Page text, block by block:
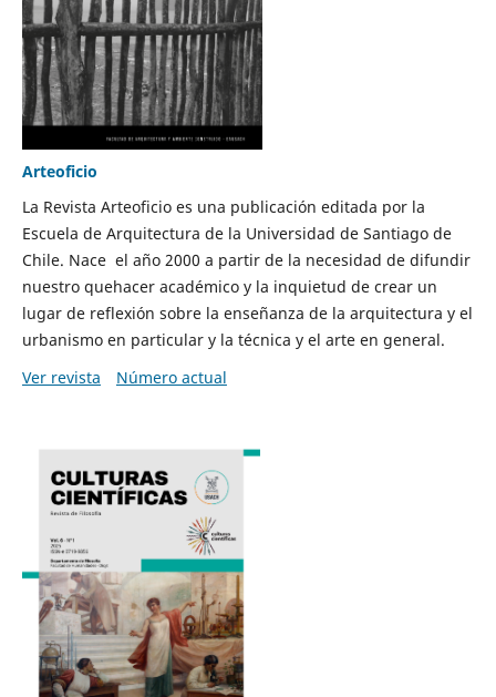
Arteoficio
La Revista Arteoficio es una publicación editada por la
Escuela de Arquitectura de la Universidad de Santiago de
Chile. Nace el año 2000 a partir de la necesidad de difundir
nuestro quehacer académico y la inquietud de crear un
lugar de reflexión sobre la enseñanza de la arquitectura y el
urbanismo en particular y la técnica y el arte en general.
Ver revista
Número actual